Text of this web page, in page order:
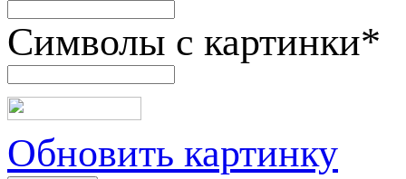
Символы с картинки*
Обновить картинку